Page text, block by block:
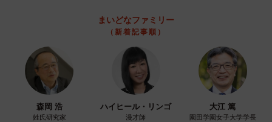
まいどなファミリー
（新着記事順）
森岡 浩
姓氏研究家
ハイヒール・リンゴ
漫才師
大江 篤
園田学園女子大学学長